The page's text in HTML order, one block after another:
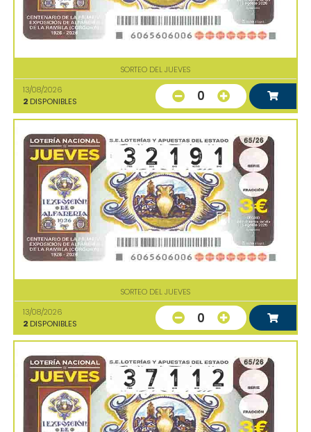
SORTEO DEL JUEVES
13/08/2026
2 DISPONIBLES 0
SORTEO DEL JUEVES
13/08/2026
2 DISPONIBLES 0